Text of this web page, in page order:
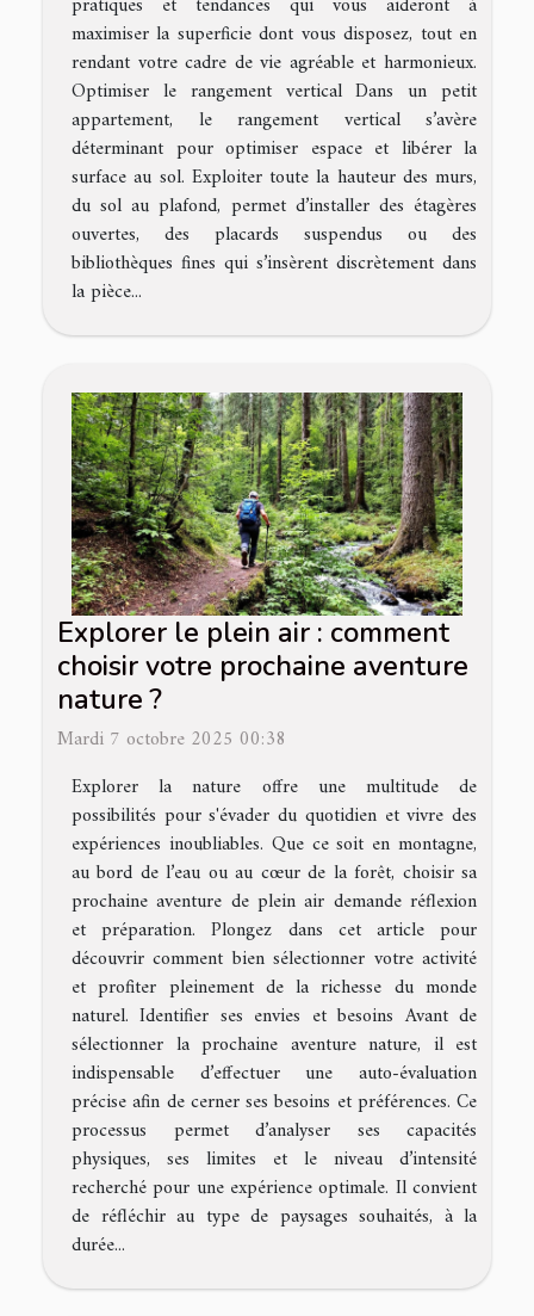
maximiser la superficie dont vous disposez, tout en
rendant votre cadre de vie agréable et harmonieux.
Optimiser le rangement vertical Dans un petit
appartement, le rangement vertical s’avère
déterminant pour optimiser espace et libérer la
surface au sol. Exploiter toute la hauteur des murs,
du sol au plafond, permet d’installer des étagères
ouvertes, des placards suspendus ou des
bibliothèques fines qui s’insèrent discrètement dans
la pièce...
Explorer le plein air : comment
choisir votre prochaine aventure
nature ?
Mardi 7 octobre 2025 00:38
Explorer la nature offre une multitude de
possibilités pour s'évader du quotidien et vivre des
expériences inoubliables. Que ce soit en montagne,
au bord de l’eau ou au cœur de la forêt, choisir sa
prochaine aventure de plein air demande réflexion
et préparation. Plongez dans cet article pour
découvrir comment bien sélectionner votre activité
et profiter pleinement de la richesse du monde
naturel. Identifier ses envies et besoins Avant de
sélectionner la prochaine aventure nature, il est
indispensable d’effectuer une auto-évaluation
précise afin de cerner ses besoins et préférences. Ce
processus permet d’analyser ses capacités
physiques, ses limites et le niveau d’intensité
recherché pour une expérience optimale. Il convient
de réfléchir au type de paysages souhaités, à la
durée...